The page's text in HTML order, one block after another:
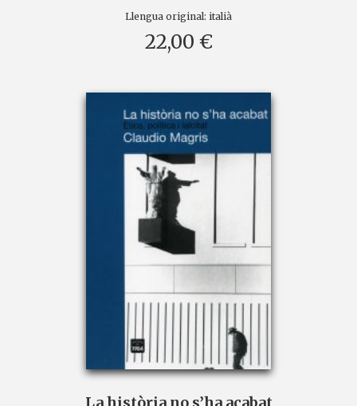
Llengua original: italià
22,00 €